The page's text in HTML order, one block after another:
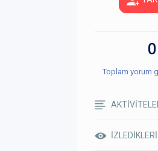
0
Toplam yorum
İZLEDİKLERİ